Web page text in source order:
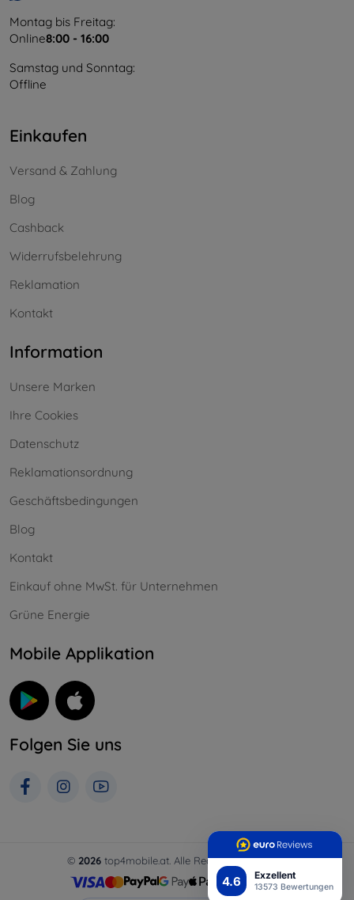
4.6 Exzellent
13573 Bewertungen
Montag bis Freitag:
Online8:00 - 16:00
Samstag und Sonntag:
Offline
Einkaufen
Versand & Zahlung
Blog
Cashback
Widerrufsbelehrung
Reklamation
Kontakt
Information
Unsere Marken
Ihre Cookies
Datenschutz
Reklamationsordnung
Geschäftsbedingungen
Blog
Kontakt
Einkauf ohne MwSt. für Unternehmen
Grüne Energie
Mobile Applikation
Folgen Sie uns
© 2026top4mobile.at. Alle Rechte vorbehalten.